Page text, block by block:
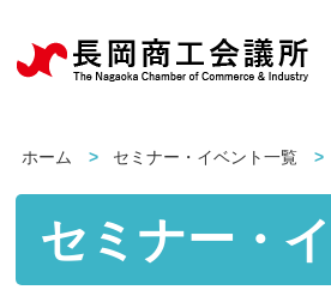
ホーム セミナー・イベント一覧
セミナー・